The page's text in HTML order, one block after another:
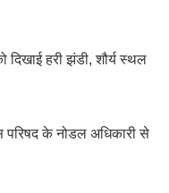
दिखाई हरी झंडी, शौर्य स्थल
परिषद के नोडल अधिकारी से